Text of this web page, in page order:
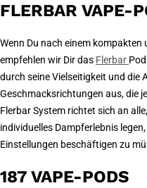
FLERBAR VAPE-
Wenn Du nach einem
empfehlen wir Dir das Flerbar
durch seine Vielseitigkeit und die
Geschmacksrichtungen aus, die
Flerbar System richtet sich an
individuelles Dampferlebnis
Einstellungen beschäftigen zu
187 VAPE-PODS